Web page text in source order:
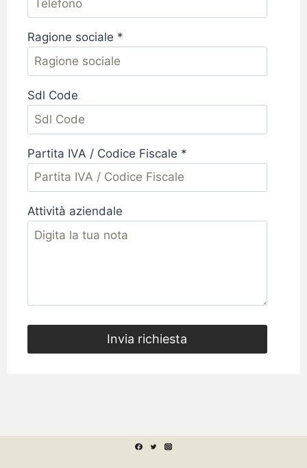
Ragione sociale *
Sdl Code
Partita IVA / Codice Fiscale *
Attività aziendale